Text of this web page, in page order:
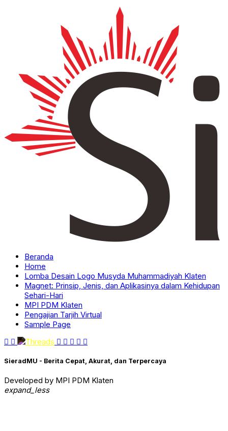
Beranda
Home
Lomba Desain Logo Musyda Muhammadiyah Klaten
Magnet: Prinsip, Jenis, dan Aplikasinya dalam Kehidupan
Sehari-Hari
MPI PDM Klaten
Pengajian Tarjih Virtual
Sample Page
SieradMU - Berita Cepat, Akurat, dan Terpercaya
Developed by MPI PDM Klaten
expand_less